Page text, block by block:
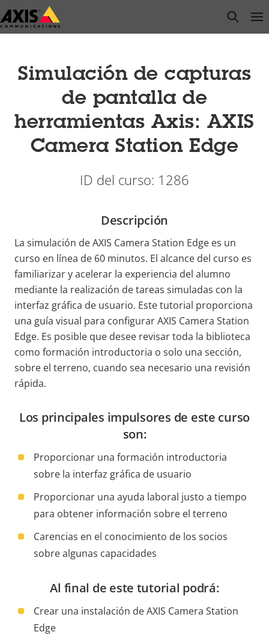
Saltar
al
open
Simulación de capturas
de pantalla de
herramientas Axis: AXIS
Camera Station Edge
ID del curso: 1286
Descripción
La simulación de AXIS Camera Station Edge es un
curso en línea de 60 minutos. El alcance del curso es
familiarizar y acelerar la experiencia del alumno
mediante la realización de tareas simuladas con la
interfaz gráfica de usuario. Este tutorial proporciona
una guía visual para configurar AXIS Camera Station
Edge. Es posible que desee revisar toda la biblioteca
como formación introductoria o solo una sección,
sobre el terreno, cuando sea necesario una revisión
rápida.
Los principales impulsores de este curso
son:
Proporcionar una formación introductoria
sobre la interfaz gráfica de usuario
Proporcionar una ayuda laboral justo a tiempo
para obtener información sobre el terreno
Carencias en el conocimiento de los socios
sobre algunas capacidades
Al final de este tutorial podrá:
Crear una instalación de AXIS Camera Station
Edge